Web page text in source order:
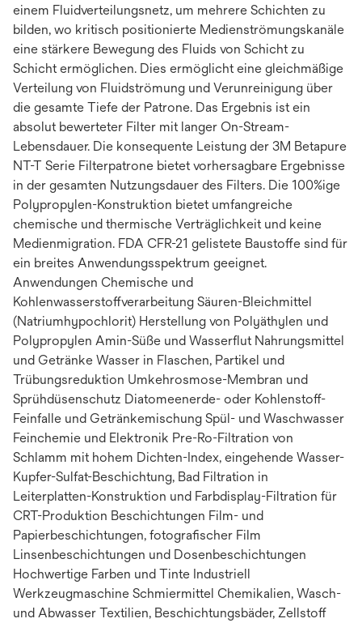
einem Fluidverteilungsnetz, um mehrere Schichten zu
bilden, wo kritisch positionierte Medienströmungskanäle
eine stärkere Bewegung des Fluids von Schicht zu
Schicht ermöglichen. Dies ermöglicht eine gleichmäßige
Verteilung von Fluidströmung und Verunreinigung über
die gesamte Tiefe der Patrone. Das Ergebnis ist ein
absolut bewerteter Filter mit langer On-Stream-
Lebensdauer. Die konsequente Leistung der 3M Betapure
NT-T Serie Filterpatrone bietet vorhersagbare Ergebnisse
in der gesamten Nutzungsdauer des Filters. Die 100%ige
Polypropylen-Konstruktion bietet umfangreiche
chemische und thermische Verträglichkeit und keine
Medienmigration. FDA CFR-21 gelistete Baustoffe sind für
ein breites Anwendungsspektrum geeignet.
Anwendungen Chemische und
Kohlenwasserstoffverarbeitung Säuren-Bleichmittel
(Natriumhypochlorit) Herstellung von Polyäthylen und
Polypropylen Amin-Süße und Wasserflut Nahrungsmittel
und Getränke Wasser in Flaschen, Partikel und
Trübungsreduktion Umkehrosmose-Membran und
Sprühdüsenschutz Diatomeenerde- oder Kohlenstoff-
Feinfalle und Getränkemischung Spül- und Waschwasser
Feinchemie und Elektronik Pre-Ro-Filtration von
Schlamm mit hohem Dichten-Index, eingehende Wasser-
Kupfer-Sulfat-Beschichtung, Bad Filtration in
Leiterplatten-Konstruktion und Farbdisplay-Filtration für
CRT-Produktion Beschichtungen Film- und
Papierbeschichtungen, fotografischer Film
Linsenbeschichtungen und Dosenbeschichtungen
Hochwertige Farben und Tinte Industriell
Werkzeugmaschine Schmiermittel Chemikalien, Wasch-
und Abwasser Textilien, Beschichtungsbäder, Zellstoff